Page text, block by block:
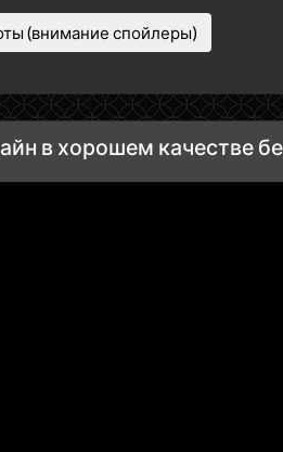
(внимание спойлеры)
в хорошем качестве